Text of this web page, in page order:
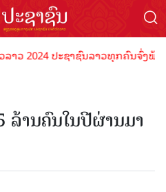
ວ 2024 ປະຊາຊົນລາວທຸກຄົນຈົ່ງພ້ອ
ລ້ານຄົນໃນປີຜ່ານມາ